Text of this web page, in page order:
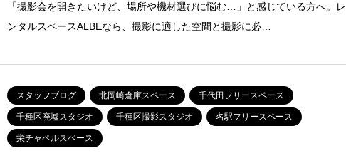
「撮影会を開きたいけど、場所や機材選びに悩む…」と感じている方へ。レ
ンタルスペースALBEなら、撮影に適した空間と撮影に必…
スタッフブログ 北岡崎倉庫スペース 千代田フリースペース
千種区廃墟スタジオ 千種区撮影スタジオ 名駅フリースペース
栄チャペルスペース